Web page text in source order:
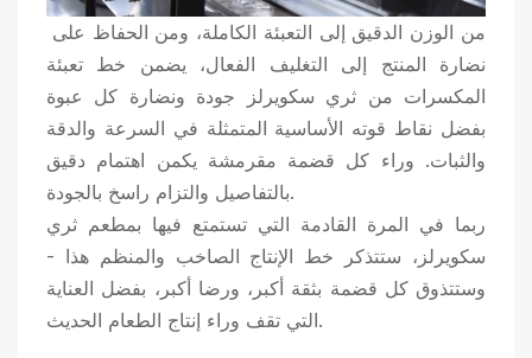
من الوزن الدقيق إلى التعبئة الكاملة، ومن الحفاظ على
نضارة المنتج إلى التغليف الفعال، يضمن خط تعبئة
المكسرات من ثري سكويرلز جودة ونضارة كل عبوة
بفضل نقاط قوته الأساسية المتمثلة في السرعة والدقة
والثبات. وراء كل قضمة مقرمشة يكمن اهتمام دقيق
بالتفاصيل والتزام راسخ بالجودة.
ربما في المرة القادمة التي تستمتع فيها بمطعم ثري
سكويرلز، ستتذكر خط الإنتاج الصاخب والمنظم هذا -
وستتذوق كل قضمة بثقة أكبر، ورضا أكبر، بفضل العناية
التي تقف وراء إنتاج الطعام الحديث.